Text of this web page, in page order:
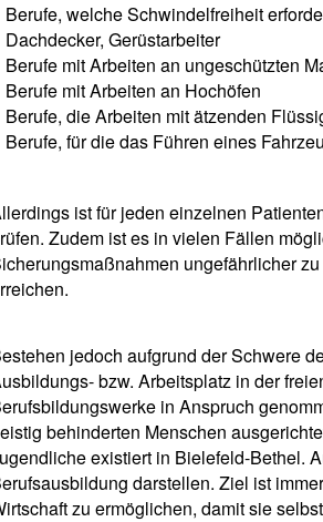
Berufe, welche Schwindelfreiheit
Dachdecker, Gerüstarbeiter
Berufe mit Arbeiten an ungeschützten
Berufe mit Arbeiten an Hochöfen
Berufe, die Arbeiten mit ätzenden
Berufe, für die das Führen eines
ist für jeden einzelnen
Zudem ist es in vielen Fällen
ungefährlicher
jedoch aufgrund der Schwere
bzw. Arbeitsplatz in der
in Anspruch
behinderten Menschen
existiert in Bielefeld-Bethel.
darstellen. Ziel ist
zu ermöglichen, damit sie